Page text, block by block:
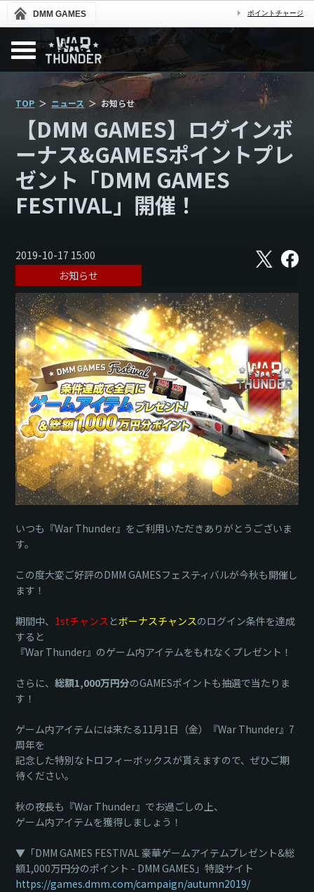
DMM GAMES ポイントチャージ
TOP ニュース お知らせ
【DMM GAMES】ログインボ
ーナス&GAMESポイントプレ
ゼント「DMM GAMES
FESTIVAL」開催！
2019-10-17 15:00 X フ
ェ
ス
ブ
ッ
ク
お知らせ
いつも『War Thunder』をご利用いただきありがとうございま
す。
この度大変ご好評のDMM GAMESフェスティバルが今秋も開催し
ます！
期間中、 1stチャンス とボーナスチャンスのログイン条件を達成
すると
『War Thunder』のゲーム内アイテムをもれなくプレゼント！
さらに、総額1,000万円分のGAMESポイントも抽選で当たりま
す！
ゲーム内アイテムには来たる11月1日（金）『War Thunder』7
周年を
記念した特別なトロフィーボックスが貰えますので、ぜひご期
待ください。
秋の夜長も『War Thunder』でお過ごしの上、
ゲーム内アイテムを獲得しましょう！
▼「DMM GAMES FESTIVAL 豪華ゲームアイテムプレゼント&総
額1,000万円分のポイント - DMM GAMES」特設サイト
https://games.dmm.com/campaign/autumn2019/